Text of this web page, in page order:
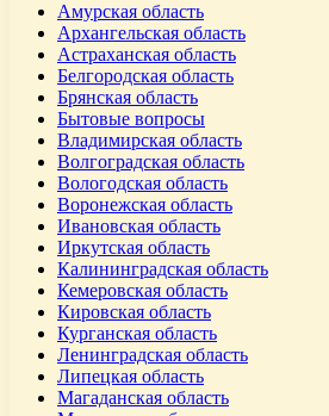
Амурская область
Архангельская область
Астраханская область
Белгородская область
Брянская область
Бытовые вопросы
Владимирская область
Волгоградская область
Вологодская область
Воронежская область
Ивановская область
Иркутская область
Калининградская область
Кемеровская область
Кировская область
Курганская область
Ленинградская область
Липецкая область
Магаданская область